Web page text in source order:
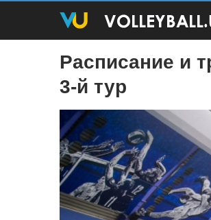
Расписание и
3-й тур